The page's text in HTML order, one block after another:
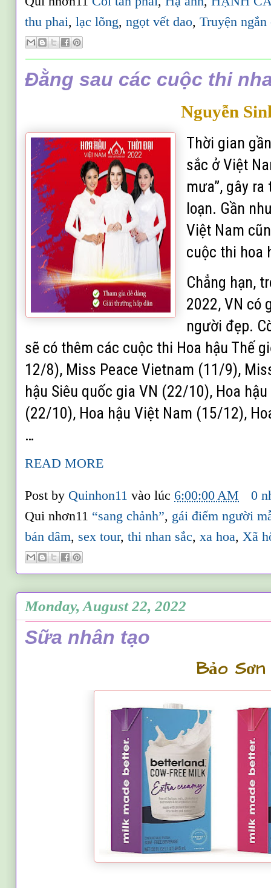
thu phai,lạc lõng,ngọt vết dao,Truyện
Đằng sau các cuộc thi
Nguyễn
Thời gian
sắc ở Việt
mưa”, gây
loạn. Gần
Việt Nam
cuộc thi hoa
Chẳng hạn,
2022, VN có
người đẹp.
sẽ có thêm các cuộc thi Hoa hậu Thế
12/8), Miss Peace Vietnam (11/9),
hậu Siêu quốc gia VN (22/10), Hoa
(22/10), Hoa hậu Việt Nam (15/12),
…
READ MORE
Post by Quinhon11vào lúc 6:00:00 AM
0
Qui nhơn11 “sang chảnh”, gái điếm người
bán dâm, sex tour,thi nhan sắc,xa hoa,Xã
Monday, August 22, 2022
Sữa nhân tạo
Bảo Sơn